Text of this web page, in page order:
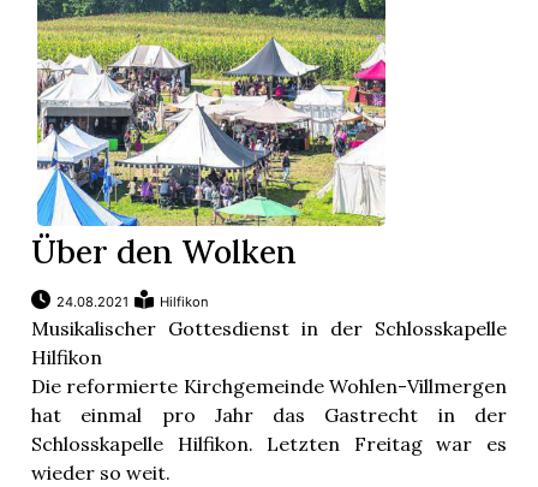
Über den Wolken
24.08.2021 Hilfikon
Musikalischer Gottesdienst in der Schlosskapelle
Hilfikon
Die reformierte Kirchgemeinde Wohlen-Villmergen
hat einmal pro Jahr das Gastrecht in der
Schlosskapelle Hilfikon. Letzten Freitag war es
wieder so weit.